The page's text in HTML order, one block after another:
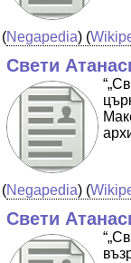
(Negapedia) (
Свети
(Negapedia) (
Свети